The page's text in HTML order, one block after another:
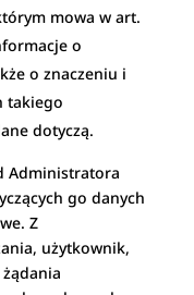
mowa w art.
o
o znaczeniu i
takiego
dotyczą.
Administratora
go danych
Z
użytkownik,